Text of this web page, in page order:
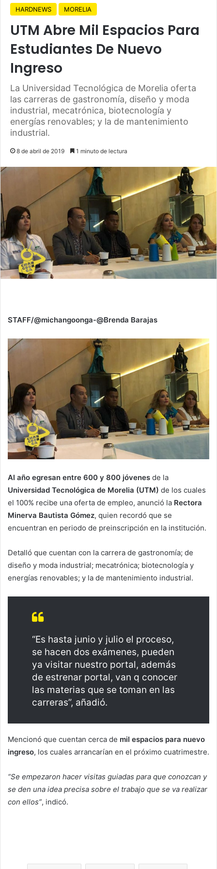
HARDNEWS MORELIA
UTM Abre Mil Espacios Para
Estudiantes De Nuevo
Ingreso
La Universidad Tecnológica de Morelia oferta
las carreras de gastronomía, diseño y moda
industrial, mecatrónica, biotecnología y
energías renovables; y la de mantenimiento
industrial.
8 de abril de 2019 1 minuto de lectura
STAFF/@michangoonga-@Brenda Barajas
Al año egresan entre 600 y 800 jóvenes de la
Universidad Tecnológica de Morelia (UTM) de los cuales
el 100% recibe una oferta de empleo, anunció la Rectora
Minerva Bautista Gómez, quien recordó que se
encuentran en periodo de preinscripción en la institución.
Detalló que cuentan con la carrera de gastronomía; de
diseño y moda industrial; mecatrónica; biotecnología y
energías renovables; y la de mantenimiento industrial.
“Es hasta junio y julio el proceso,
se hacen dos exámenes, pueden
ya visitar nuestro portal, además
de estrenar portal, van q conocer
las materias que se toman en las
carreras”, añadió.
Mencionó que cuentan cerca de mil espacios para nuevo
ingreso, los cuales arrancarían en el próximo cuatrimestre.
“Se empezaron hacer visitas guiadas para que conozcan y
se den una idea precisa sobre el trabajo que se va realizar
con ellos”, indicó.